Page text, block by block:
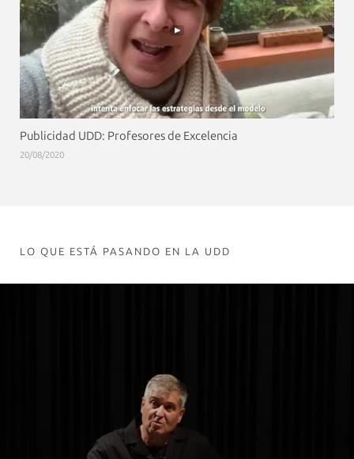
Publicidad UDD: Profesores de Excelencia
20/08/2020
LO QUE ESTÁ PASANDO EN LA UDD